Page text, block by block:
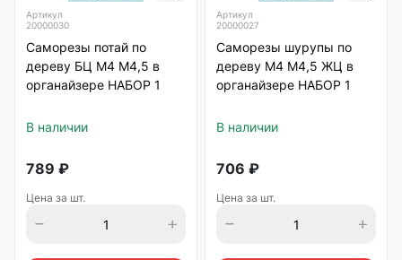
Артикул
20000030
Саморезы потай по
дереву БЦ М4 М4,5 в
органайзере НАБОР 1
В наличии
789 ₽
Цена за шт.
Артикул
20000027
Саморезы шурупы по
дереву М4 М4,5 ЖЦ в
органайзере НАБОР 1
В наличии
706 ₽
Цена за шт.